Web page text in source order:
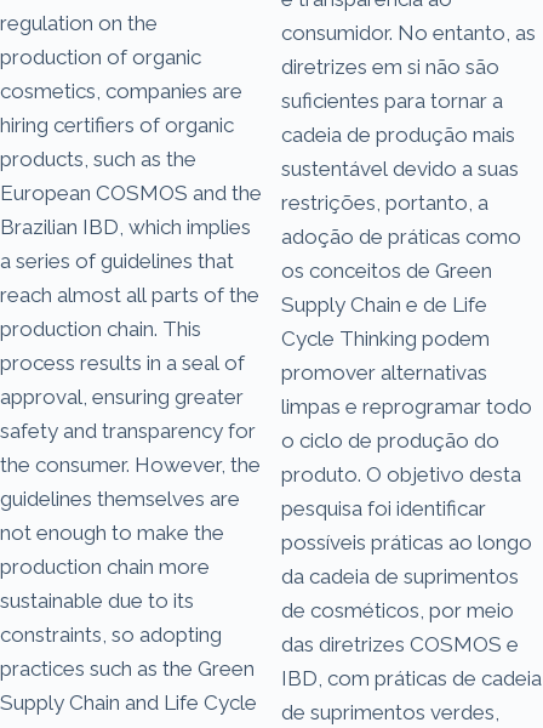
regulation on the
production of organic
cosmetics, companies are
hiring certifiers of organic
products, such as the
European COSMOS and the
Brazilian IBD, which implies
a series of guidelines that
reach almost all parts of the
production chain. This
process results in a seal of
approval, ensuring greater
safety and transparency for
the consumer. However, the
guidelines themselves are
not enough to make the
production chain more
sustainable due to its
constraints, so adopting
practices such as the Green
Supply Chain and Life Cycle
consumidor. No entanto, as
diretrizes em si não são
suficientes para tornar a
cadeia de produção mais
sustentável devido a suas
restrições, portanto, a
adoção de práticas como
os conceitos de Green
Supply Chain e de Life
Cycle Thinking podem
promover alternativas
limpas e reprogramar todo
o ciclo de produção do
produto. O objetivo desta
pesquisa foi identificar
possíveis práticas ao longo
da cadeia de suprimentos
de cosméticos, por meio
das diretrizes COSMOS e
IBD, com práticas de cadeia
de suprimentos verdes,